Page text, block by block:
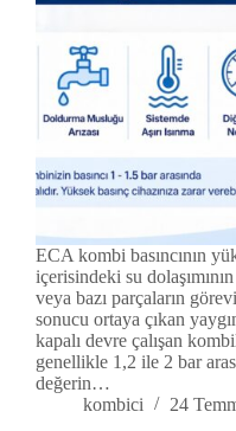
ECA kombi basıncının
içerisindeki su
veya bazı parçaların
sonucu ortaya çıkan
kapalı devre çalışan
genellikle 1,2 ile 2 bar
değerin…
kombici
24